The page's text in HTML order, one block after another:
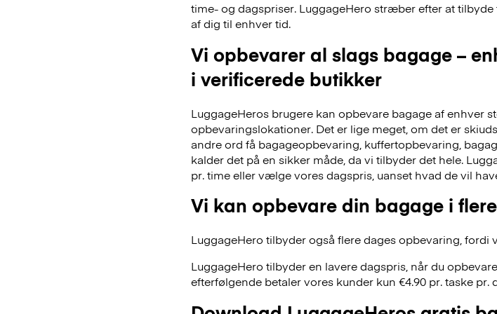
time- og dagspriser. LuggageHero stræber efter at
af dig til enhver tid.
Vi opbevarer al slags bagage –
i verificerede butikker
LuggageHeros brugere kan opbevare bagage af enhver
opbevaringslokationer. Det er lige meget, om det er
andre ord få bagageopbevaring, kuffertopbevaring,
kalder det på en sikker måde, da vi tilbyder det hele.
pr. time eller vælge vores dagspris, uanset hvad de vil
Vi kan opbevare din bagage i
LuggageHero tilbyder også flere dages opbevaring, fordi
LuggageHero tilbyder en lavere dagspris, når du
efterfølgende betaler vores kunder kun €4.90 pr. taske pr.